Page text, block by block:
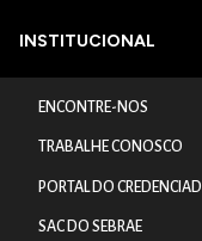
INSTITUCIONAL
ENCONTRE-NOS
TRABALHE CONOSCO
PORTAL DO
SAC DO SEBRAE